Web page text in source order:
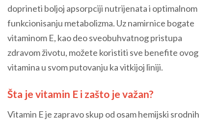
doprineti boljoj apsorpciji nutrijenata i optimalnom
funkcionisanju metabolizma. Uz namirnice bogate
vitaminom E, kao deo sveobuhvatnog pristupa
zdravom životu, možete koristiti sve benefite ovog
vitamina u svom putovanju ka vitkijoj liniji.
Šta je vitamin E i zašto je važan?
Vitamin E je zapravo skup od osam hemijski srodnih